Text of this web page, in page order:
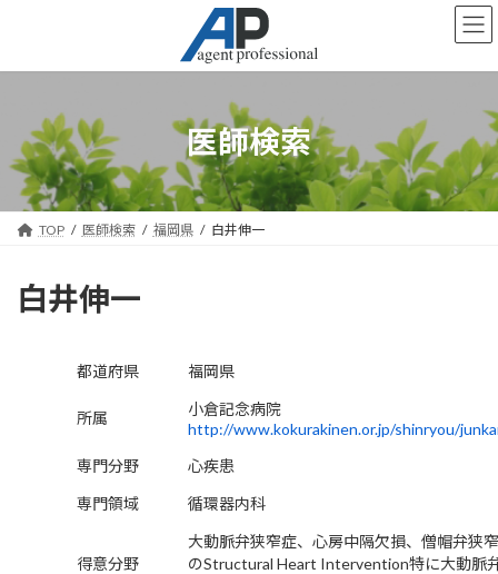
ン
キ
プ
ー
に
動
医師検索
TOP 医師検索 福岡県 白井伸一
白井伸一
都道府県 福岡県
所属
小倉記念病院
http://www.kokurakinen.or.jp/shinryou/
専門分野
心疾患
専門領域
循環器内科
得意分野
大動脈弁狭窄症、心房中隔欠損、僧帽弁狭
のStructural Heart Intervention特に大動脈